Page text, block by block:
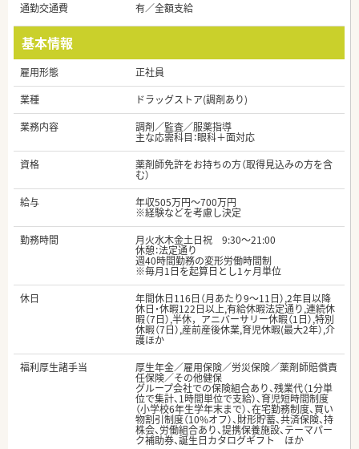
通勤交通費
有／全額支給
基本情報
雇用形態
正社員
業種
ドラッグストア(調剤あり)
業務内容
調剤／監査／服薬指導
主な応需科目：眼科＋面対応
資格
薬剤師免許をお持ちの方（取得見込みの方を含
む）
給与
年収505万円～700万円
※経験などを考慮し決定
勤務時間
月火水木金土日祝 9:30〜21:00
休憩：法定通り
週40時間勤務の変形労働時間制
※毎月1日を起算日とし1ヶ月単位
休日
年間休日116日（月あたり9～11日）,2年目以降
休日・休暇122日以上,有給休暇法定通り,連続休
暇（7日）,半休，アニバーサリー休暇（1日）,特別
休暇（7日）,産前産後休業,育児休暇(最大2年）,介
護ほか
福利厚生諸手当
厚生年金／雇用保険／労災保険／薬剤師賠償責
任保険／その他健保
グループ会社での保険組合あり、残業代（1分単
位で集計、1時間単位で支給）、育児短時間制度
（小学校6年生学年末まで）、在宅勤務制度、買い
物割引制度（10%オフ）、財形貯蓄、共済保険、持
株会、労働組合あり、提携保養施設、テーマパー
ク補助券、誕生日カタログギフト ほか